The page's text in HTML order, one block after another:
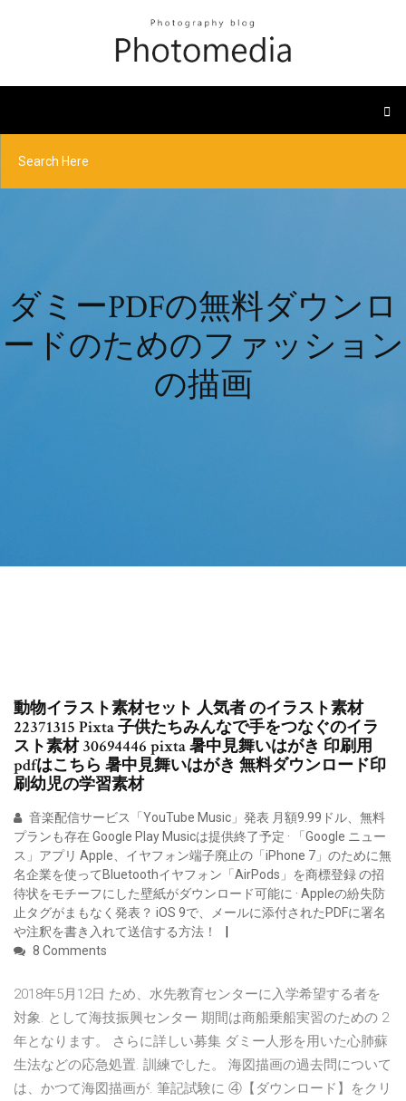
ダミーPDFの無料ダウンロ
ードのためのファッション
の描画
動物イラスト素材セット 人気者 のイラスト素材
22371315 Pixta 子供たちみんなで手をつなぐのイラ
スト素材 30694446 pixta 暑中見舞いはがき 印刷用
pdfはこちら 暑中見舞いはがき 無料ダウンロード印
刷幼児の学習素材
音楽配信サービス「YouTube Music」発表 月額9.99ドル、無料
プランも存在 Google Play Musicは提供終了予定 · 「Google ニュー
ス」アプリ Apple、イヤフォン端子廃止の「iPhone 7」のために無
名企業を使ってBluetoothイヤフォン「AirPods」を商標登録 の招
待状をモチーフにした壁紙がダウンロード可能に · Appleの紛失防
止タグがまもなく発表？ iOS 9で、メールに添付されたPDFに署名
や注釈を書き入れて送信する方法！
8 Comments
2018年5月12日 ため、水先教育センターに入学希望する者を
対象. として海技振興センター 期間は商船乗船実習のための 2
年となります。 さらに詳しい募集 ダミー人形を用いた心肺蘇
生法などの応急処置. 訓練でした。 海図描画の過去問について
は、かつて海図描画が. 筆記試験に ④【ダウンロード】をクリ